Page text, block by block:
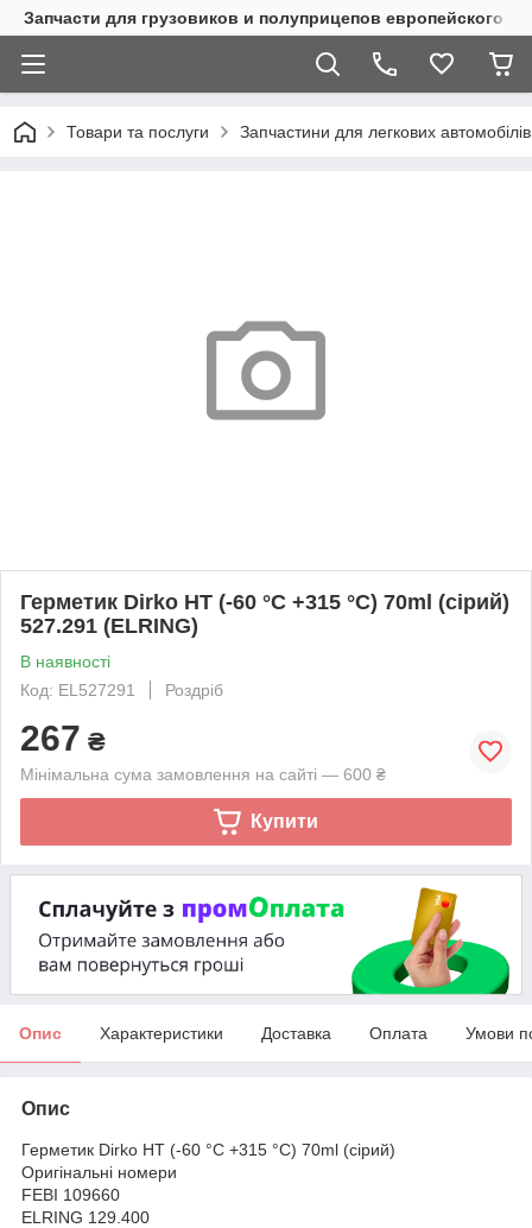
Запчасти для грузовиков и полуприцепов европейского
Товари та послуги Запчастини для легкових автомобілів
Герметик Dirko HT (-60 °C +315 °C) 70ml (сірий)
527.291 (ELRING)
В наявності
Код: EL527291
Роздріб
267 ₴
Мінімальна сума замовлення на сайті — 600 ₴
Купити
Опис Характеристики Доставка Оплата Умови
Опис
Герметик Dirko HT (-60 °C +315 °C) 70ml (сірий)
Оригінальні номери
FEBI 109660
ELRING 129.400